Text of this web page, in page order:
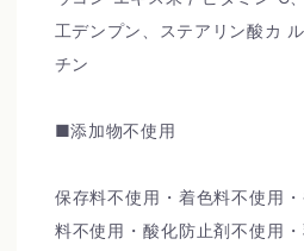
工デンプン、ステアリン酸カ
チン
■添加物不使用
保存料不使用・着色料不使用
料不使用・酸化防止剤不使用